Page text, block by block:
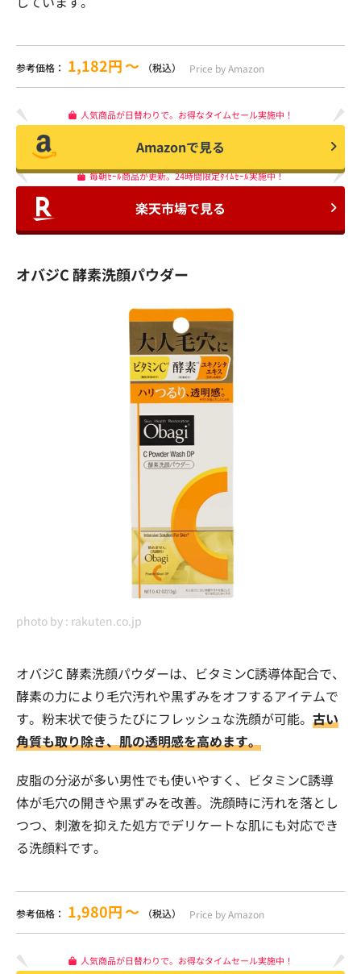
参考価格： 1,182円〜 （税込） Price by Amazon
人気商品が日替わりで。お得なタイムセール実施中！
Amazonで見る
毎朝ｾｰﾙ商品が更新。24時間限定ﾀｲﾑｾｰﾙ実施中！
楽天市場で見る
オバジC 酵素洗顔パウダー
photo by : rakuten.co.jp
オバジC 酵素洗顔パウダーは、ビタミンC誘導体配合で、
酵素の力により毛穴汚れや黒ずみをオフするアイテムで
す。粉末状で使うたびにフレッシュな洗顔が可能。 古い
角質も取り除き、肌の透明感を高めます。
皮脂の分泌が多い男性でも使いやすく、ビタミンC誘導
体が毛穴の開きや黒ずみを改善。洗顔時に汚れを落とし
つつ、刺激を抑えた処方でデリケートな肌にも対応でき
る洗顔料です。
参考価格： 1,980円〜 （税込） Price by Amazon
人気商品が日替わりで。お得なタイムセール実施中！